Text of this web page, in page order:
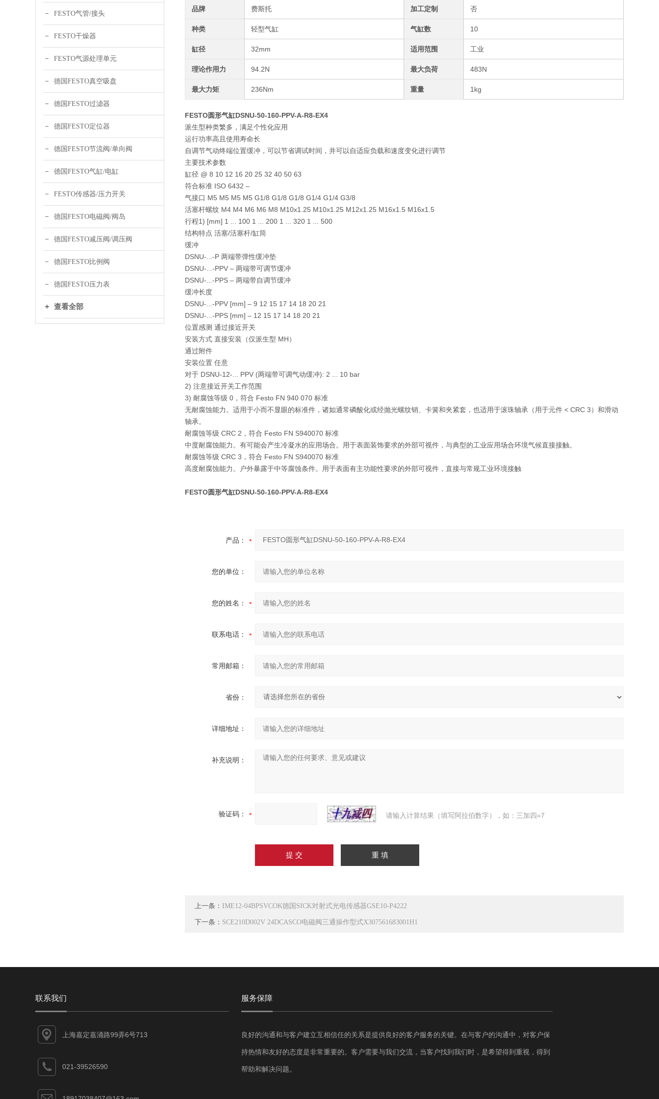
FESTO气管/接头
FESTO干燥器
FESTO气源处理单元
德国FESTO真空吸盘
德国FESTO过滤器
德国FESTO定位器
德国FESTO节流阀/单向阀
德国FESTO气缸/电缸
FESTO传感器/压力开关
德国FESTO电磁阀/阀岛
德国FESTO减压阀/调压阀
德国FESTO比例阀
德国FESTO压力表
查看全部
品牌 费斯托 加工定制 否
种类 轻型气缸 气缸数 10
缸径 32mm 适用范围 工业
理论作用力 94.2N 最大负荷 483N
最大力矩 236Nm 重量 1kg
FESTO圆形气缸DSNU-50-160-PPV-A-R8-EX4
派生型种类繁多，满足个性化应用
运行功率高且使用寿命长
自调节气动终端位置缓冲，可以节省调试时间，并可以自适应负载和速度变化进行调节
主要技术参数
缸径 @ 8 10 12 16 20 25 32 40 50 63
符合标准 ISO 6432 –
气接口 M5 M5 M5 M5 G1/8 G1/8 G1/8 G1/4 G1/4 G3/8
活塞杆螺纹 M4 M4 M6 M6 M8 M10x1.25 M10x1.25 M12x1.25 M16x1.5 M16x1.5
行程1) [mm] 1 ... 100 1 ... 200 1 ... 320 1 ... 500
结构特点 活塞/活塞杆/缸筒
缓冲
DSNU-...-P 两端带弹性缓冲垫
DSNU-...-PPV – 两端带可调节缓冲
DSNU-...-PPS – 两端带自调节缓冲
缓冲长度
DSNU-...-PPV [mm] – 9 12 15 17 14 18 20 21
DSNU-...-PPS [mm] – 12 15 17 14 18 20 21
位置感测 通过接近开关
安装方式 直接安装（仅派生型 MH）
通过附件
安装位置 任意
对于 DSNU-12-... PPV (两端带可调气动缓冲): 2 ... 10 bar
2) 注意接近开关工作范围
3) 耐腐蚀等级 0，符合 Festo FN 940 070 标准
无耐腐蚀能力。适用于小而不显眼的标准件，诸如通常磷酸化或经抛光螺纹销、卡簧和夹紧套，也适用于滚珠轴承（用于元件 < CRC 3）和滑动
轴承。
耐腐蚀等级 CRC 2，符合 Festo FN S940070 标准
中度耐腐蚀能力。有可能会产生冷凝水的应用场合。用于表面装饰要求的外部可视件，与典型的工业应用场合环境气候直接接触。
耐腐蚀等级 CRC 3，符合 Festo FN S940070 标准
高度耐腐蚀能力。户外暴露于中等腐蚀条件。用于表面有主功能性要求的外部可视件，直接与常规工业环境接触
FESTO圆形气缸DSNU-50-160-PPV-A-R8-EX4
产品：
您的单位：
您的姓名：
联系电话：
常用邮箱：
省份：
详细地址：
补充说明：
验证码： 请输入计算结果（填写阿拉伯数字），如：三加四=7
上一条： IME12-04BPSVCOK德国SICK对射式光电传感器GSE10-P4222
下一条： SCE210D002V 24DCASCO电磁阀三通操作型式X307561683001H1
联系我们
上海嘉定嘉涌路99弄6号713
021-39526590
服务保障
良好的沟通和与客户建立互相信任的关系是提供良好的客户服务的关键。在与客户的沟通中，对客户保
持热情和友好的态度是非常重要的。客户需要与我们交流，当客户找到我们时，是希望得到重视，得到
帮助和解决问题。